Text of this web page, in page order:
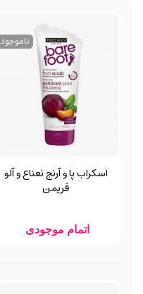
ناموجود
اسکراب پا و آرنج نعناع و آلو
فریمن
اتمام موجودی